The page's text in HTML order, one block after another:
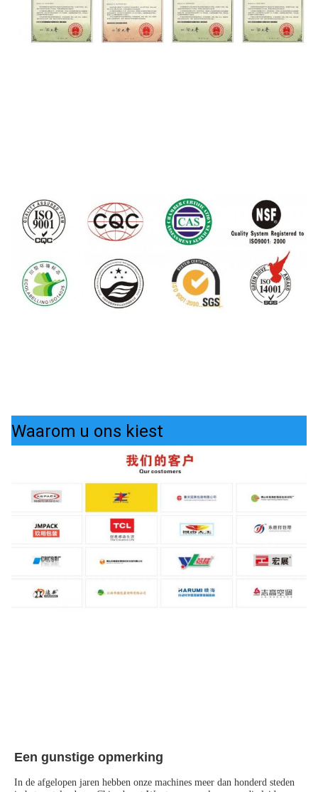
Waarom u ons kiest
Een gunstige opmerking
In de afgelopen jaren hebben onze machines meer dan honderd steden